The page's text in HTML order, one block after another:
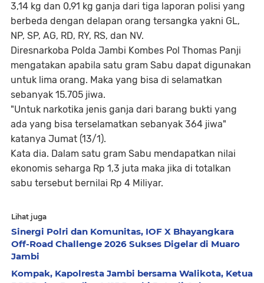
3,14 kg dan 0,91 kg ganja dari tiga laporan polisi yang
berbeda dengan delapan orang tersangka yakni GL,
NP, SP, AG, RD, RY, RS, dan NV.
Diresnarkoba Polda Jambi Kombes Pol Thomas Panji
mengatakan apabila satu gram Sabu dapat digunakan
untuk lima orang. Maka yang bisa di selamatkan
sebanyak 15.705 jiwa.
"Untuk narkotika jenis ganja dari barang bukti yang
ada yang bisa terselamatkan sebanyak 364 jiwa"
katanya Jumat (13/1).
Kata dia. Dalam satu gram Sabu mendapatkan nilai
ekonomis seharga Rp 1,3 juta maka jika di totalkan
sabu tersebut bernilai Rp 4 Miliyar.
Lihat juga
Sinergi Polri dan Komunitas, IOF X Bhayangkara
Off-Road Challenge 2026 Sukses Digelar di Muaro
Jambi
Kompak, Kapolresta Jambi bersama Walikota, Ketua